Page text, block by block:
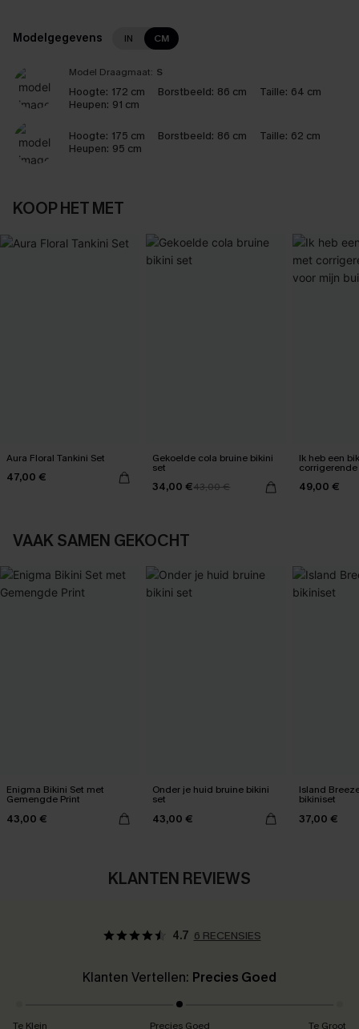
Modelgegevens IN CM
Model Draagmaat: S
Hoogte: 172 cm Borstbeeld: 86 cm Taille: 64 cm
Heupen: 91 cm
Hoogte: 175 cm Borstbeeld: 86 cm Taille: 62 cm
Heupen: 95 cm
KOOP HET MET
Aura Floral Tankini Set
47,00 €
Gekoelde cola bruine bikini
set
34,00 €43,00 €
Ik heb een
mijn buik
49,00 €
VAAK SAMEN GEKOCHT
Enigma Bikini Set met
Gemengde Print
43,00 €
Onder je huid bruine bikini
set
43,00 €
Island
bikiniset
37,00 €
KLANTEN REVIEWS
4.7 6 RECENSIES
Klanten Vertellen: Precies Goed
Te Klein Precies Goed Te Groot